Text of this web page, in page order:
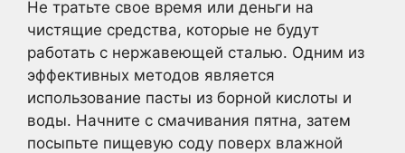
Не тратьте свое время или деньги на
чистящие средства, которые не будут
работать с нержавеющей сталью. Одним из
эффективных методов является
использование пасты из борной кислоты и
воды. Начните с смачивания пятна, затем
посыпьте пищевую соду поверх влажной